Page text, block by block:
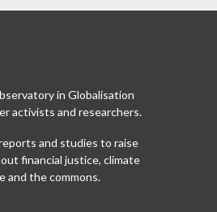
in Globalisation
activists and researchers.
and studies to raise
financial justice, climate
and the commons.